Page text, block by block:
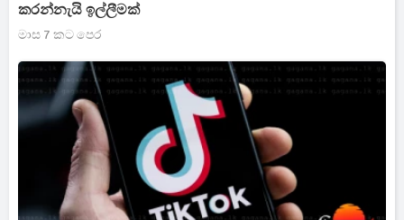
කරන්නැයි ඉල්ලීමක්
මාස 7 කට පෙර